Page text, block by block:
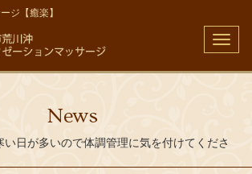
ジ【癒楽】
メ
ニ
ュ
News
い日が多いので体調管理に気を付けてくださ